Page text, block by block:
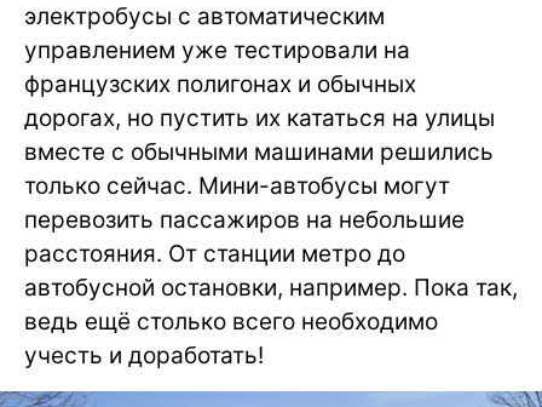
электробусы с автоматическим
управлением уже тестировали на
французских полигонах и обычных
дорогах, но пустить их кататься на улицы
вместе с обычными машинами решились
только сейчас. Мини-автобусы могут
перевозить пассажиров на небольшие
расстояния. От станции метро до
автобусной остановки, например. Пока так,
ведь ещё столько всего необходимо
учесть и доработать!